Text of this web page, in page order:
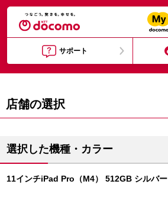
サポート
店舗の選択
選択した機種・カラー
11インチiPad Pro（M4） 512GB シルバー